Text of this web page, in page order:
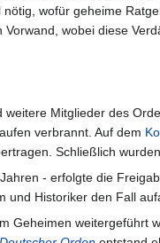
wofür geheime
wobei diese
weitere Mitglieder des
verbrannt. Auf dem
Schließlich
- erfolgte die
und Historiker den Fall
Geheimen weitergeführt